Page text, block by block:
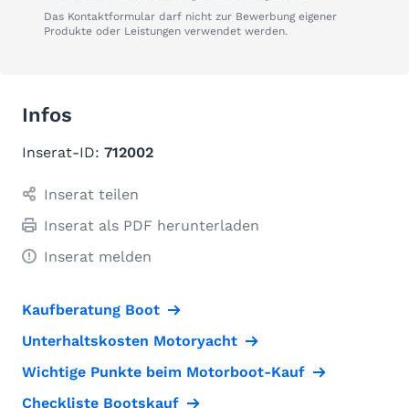
Das Kontaktformular darf nicht zur Bewerbung eigener
Produkte oder Leistungen verwendet werden.
Infos
Inserat-ID: 712002
Inserat teilen
Inserat als PDF herunterladen
Inserat melden
Kaufberatung Boot
Unterhaltskosten Motoryacht
Wichtige Punkte beim Motorboot-Kauf
Checkliste Bootskauf